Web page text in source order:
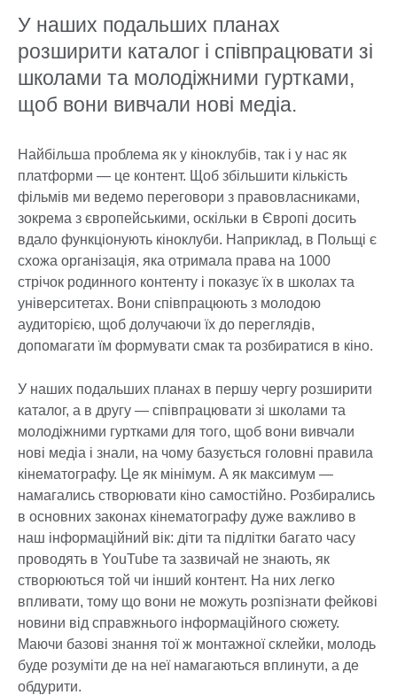
У наших подальших планах
розширити каталог і співпрацювати зі
школами та молодіжними гуртками,
щоб вони вивчали нові медіа.
Найбільша проблема як у кіноклубів, так і у нас як
платформи — це контент. Щоб збільшити кількість
фільмів ми ведемо переговори з правовласниками,
зокрема з європейськими, оскільки в Європі досить
вдало функціонують кіноклуби. Наприклад, в Польщі є
схожа організація, яка отримала права на 1000
стрічок родинного контенту і показує їх в школах та
університетах. Вони співпрацюють з молодою
аудиторією, щоб долучаючи їх до переглядів,
допомагати їм формувати смак та розбиратися в кіно.
У наших подальших планах в першу чергу розширити
каталог, а в другу — співпрацювати зі школами та
молодіжними гуртками для того, щоб вони вивчали
нові медіа і знали, на чому базується головні правила
кінематографу. Це як мінімум. А як максимум —
намагались створювати кіно самостійно. Розбирались
в основних законах кінематографу дуже важливо в
наш інформаційний вік: діти та підлітки багато часу
проводять в YouTube та зазвичай не знають, як
створюються той чи інший контент. На них легко
впливати, тому що вони не можуть розпізнати фейкові
новини від справжнього інформаційного сюжету.
Маючи базові знання тої ж монтажної склейки, молодь
буде розуміти де на неї намагаються вплинути, а де
обдурити.